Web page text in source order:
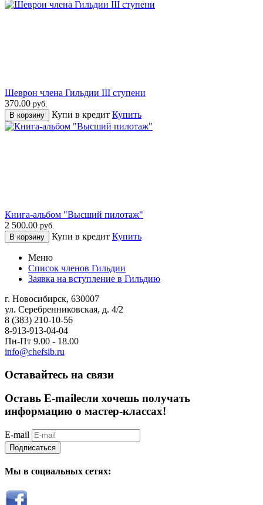
Шеврон члена Гильдии III ступени
370.00 руб.
В корзину Купи в кредит Купить
Книга-альбом "Высший пилотаж"
2 500.00 руб.
В корзину Купи в кредит Купить
Меню
Список членов Гильдии
Заявка на вступление в Гильдию
г. Новосибирск, 630007
ул. Серебренниковская, д. 4/2
8 (383) 210-10-56
8-913-913-04-04
Пн-Пт 9.00 - 18.00
info@chefsib.ru
Оставайтесь на связи
Оставь E-mailесли хочешь получать
информацию о мастер-классах!
E-mail
Подписаться
Мы в социальных сетях: